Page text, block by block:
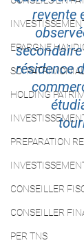
EPARGNE
SCI
HOLDING
PREPARATION
CONSEILLER
CONSEILLER
PER TNS
revente
résidence